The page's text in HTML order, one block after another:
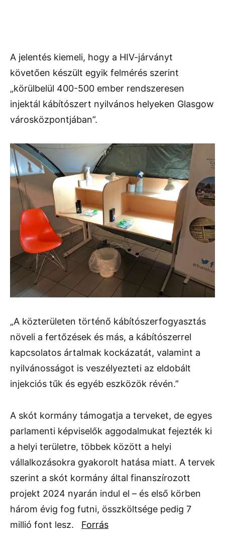
A jelentés kiemeli, hogy a HIV-járványt
követően készült egyik felmérés szerint
„körülbelül 400-500 ember rendszeresen
injektál kábítószert nyilvános helyeken Glasgow
városközpontjában”.
„A közterületen történő kábítószerfogyasztás
növeli a fertőzések és más, a kábítószerrel
kapcsolatos ártalmak kockázatát, valamint a
nyilvánosságot is veszélyezteti az eldobált
injekciós tűk és egyéb eszközök révén.”
A skót kormány támogatja a terveket, de egyes
parlamenti képviselők aggodalmukat fejezték ki
a helyi területre, többek között a helyi
vállalkozásokra gyakorolt hatása miatt. A tervek
szerint a skót kormány által finanszírozott
projekt 2024 nyarán indul el – és első körben
három évig fog futni, összköltsége pedig 7
millió font lesz. Forrás